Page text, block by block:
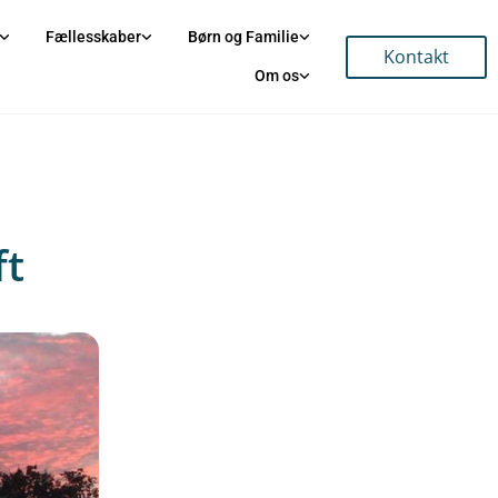
Fællesskaber Børn og Familie
Om os
Kontakt